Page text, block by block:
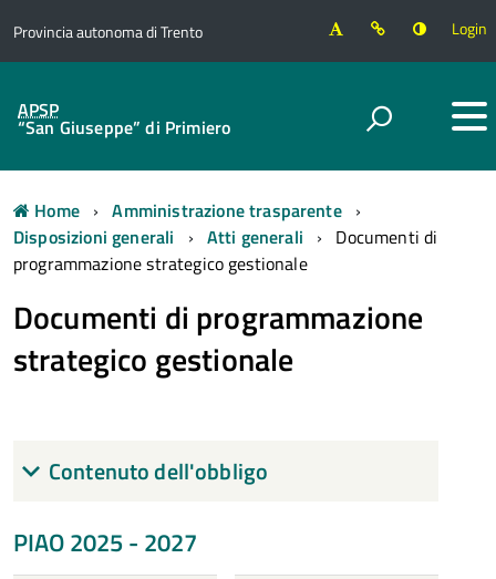
Provincia autonoma di Trento Login
APSP
“San Giuseppe” di Primiero
Home
Amministrazione trasparente
Disposizioni generali
Atti generali
Documenti di
programmazione strategico gestionale
Documenti di programmazione
strategico gestionale
Contenuto dell'obbligo
PIAO 2025 - 2027